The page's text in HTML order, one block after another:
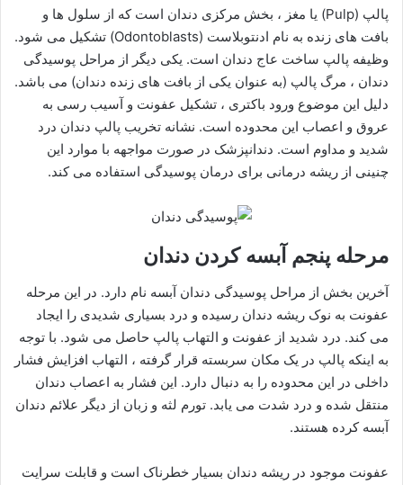
پالپ (Pulp) یا مغز ، بخش مرکزی دندان است که از سلول ها و
بافت های زنده به نام ادنتوبلاست (Odontoblasts) تشکیل می شود.
وظیفه پالپ ساخت عاج دندان است. یکی دیگر از مراحل پوسیدگی
دندان ، مرگ پالپ (به عنوان یکی از بافت های زنده دندان) می باشد.
دلیل این موضوع ورود باکتری ، تشکیل عفونت و آسیب رسی به
عروق و اعصاب این محدوده است. نشانه تخریب پالپ دندان درد
شدید و مداوم است. دندانپزشک در صورت مواجهه با موارد این
چنینی از ریشه درمانی برای درمان پوسیدگی استفاده می کند.
مرحله پنجم آبسه کردن دندان
آخرین بخش از مراحل پوسیدگی دندان آبسه نام دارد. در این مرحله
عفونت به نوک ریشه دندان رسیده و درد بسیاری شدیدی را ایجاد
می کند. درد شدید از عفونت و التهاب پالپ حاصل می شود. با توجه
به اینکه پالپ در یک مکان سربسته قرار گرفته ، التهاب افزایش فشار
داخلی در این محدوده را به دنبال دارد. این فشار به اعصاب دندان
منتقل شده و درد شدت می یابد. تورم لثه و زبان از دیگر علائم دندان
آبسه کرده هستند.
عفونت موجود در ریشه دندان بسیار خطرناک است و قابلت سرایت